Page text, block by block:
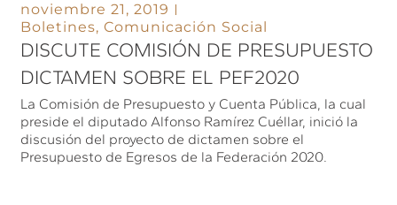
noviembre 21, 2019
Boletines,Comunicación Social
DISCUTE COMISIÓN DE PRESUPUESTO
DICTAMEN SOBRE EL PEF2020
La Comisión de Presupuesto y Cuenta Pública, la cual
preside el diputado Alfonso Ramírez Cuéllar, inició la
discusión del proyecto de dictamen sobre el
Presupuesto de Egresos de la Federación 2020.